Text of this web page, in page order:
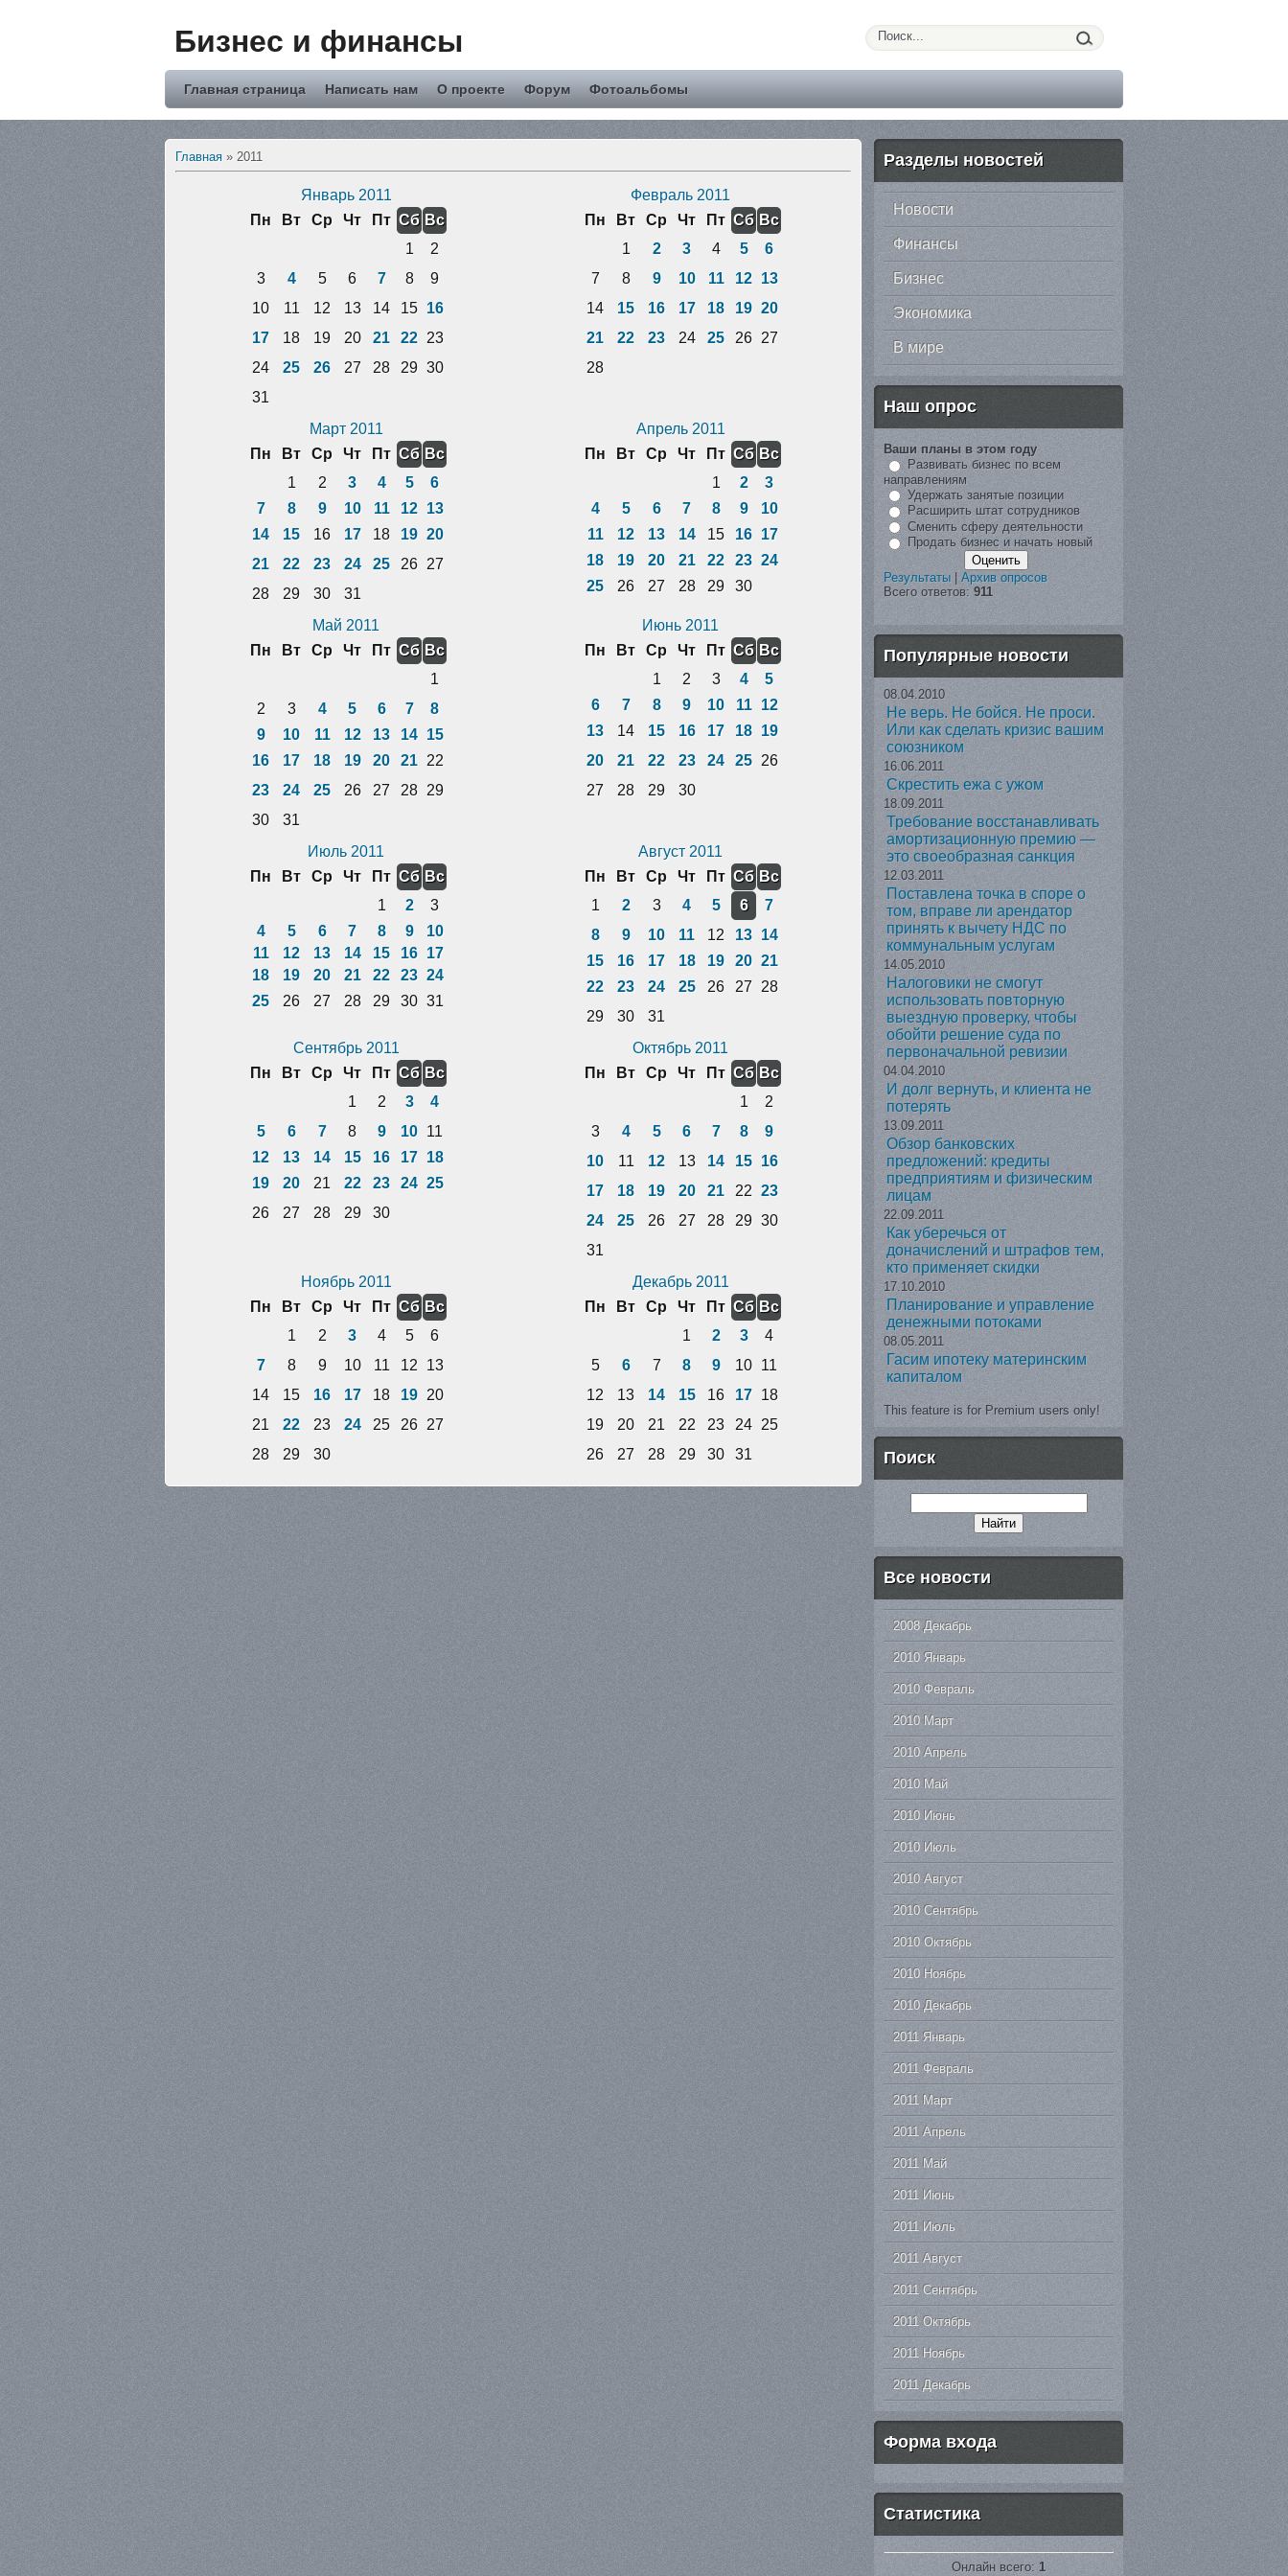
Бизнес и финансы
Главная страница Написать нам О проекте Форум Фотоальбомы
Главная » 2011
Январь 2011
Пн
Вт Ср Чт Пт Сб Вс
1
2
3
4 5 6 7 8
9
10
11 12 13 14 15 16
17
18 19 20 21 22 23
24
25 26 27 28 29 30
31
Февраль 2011
Пн
Вт Ср Чт Пт Сб Вс
1
2 3 4 5
6
7
8 9 10 11 12 13
14
15 16 17 18 19 20
21
22 23 24 25 26 27
28
Март 2011
Пн
Вт Ср Чт Пт Сб Вс
1
2 3 4 5
6
7
8 9 10 11 12 13
14
15 16 17 18 19 20
21
22 23 24 25 26 27
28
29 30 31
Апрель 2011
Пн
Вт Ср Чт Пт Сб Вс
1
2
3
4
5 6 7 8 9
10
11
12 13 14 15 16 17
18
19 20 21 22 23 24
25
26 27 28 29 30
Май 2011
Пн
Вт Ср Чт Пт Сб Вс
1
2
3 4 5 6 7
8
9
10 11 12 13 14 15
16
17 18 19 20 21 22
23
24 25 26 27 28 29
30
31
Июнь 2011
Пн
Вт Ср Чт Пт Сб Вс
1
2 3 4
5
6
7 8 9 10 11
12
13
14 15 16 17 18 19
20
21 22 23 24 25 26
27
28 29 30
Июль 2011
Пн
Вт Ср Чт Пт Сб Вс
1
2
3
4
5 6 7 8 9
10
11
12 13 14 15 16 17
18
19 20 21 22 23 24
25
26 27 28 29 30 31
Август 2011
Пн
Вт Ср Чт Пт Сб Вс
1
2 3 4 5 6
7
8
9 10 11 12 13 14
15
16 17 18 19 20 21
22
23 24 25 26 27 28
29
30
31
Сентябрь 2011
Пн
Вт Ср Чт Пт Сб Вс
1
2 3
4
5
6 7 8 9 10 11
12
13 14 15 16 17 18
19
20 21 22 23 24 25
26
27 28 29 30
Октябрь 2011
Пн
Вт Ср Чт Пт Сб Вс
1
2
3
4 5 6 7 8
9
10
11 12 13 14 15 16
17
18 19 20 21 22 23
24
25 26 27 28 29 30
31
Ноябрь 2011
Пн
Вт Ср Чт Пт Сб Вс
1
2 3 4 5
6
7
8 9 10 11 12
13
14
15 16 17 18 19 20
21
22 23 24 25 26 27
28
29 30
Декабрь 2011
Пн
Вт Ср Чт Пт Сб Вс
1
2 3
4
5
6 7 8 9 10 11
12
13 14 15 16 17 18
19
20 21 22 23 24 25
26
27 28 29 30 31
Разделы новостей
Новости
Финансы
Бизнес
Экономика
В мире
Наш опрос
Ваши планы в этом году
Развивать бизнес по всем
направлениям
Удержать занятые позиции
Расширить штат сотрудников
Сменить сферу деятельности
Продать бизнес и начать новый
Результаты
Архив опросов
Всего ответов: 911
Популярные новости
08.04.2010
Не верь. Не бойся. Не проси.
Или как сделать кризис вашим
союзником
16.06.2011
Скрестить ежа с ужом
18.09.2011
Требование восстанавливать
амортизационную премию —
это своеобразная санкция
12.03.2011
Поставлена точка в споре о
том, вправе ли арендатор
принять к вычету НДС по
коммунальным услугам
14.05.2010
Налоговики не смогут
использовать повторную
выездную проверку, чтобы
обойти решение суда по
первоначальной ревизии
04.04.2010
И долг вернуть, и клиента не
потерять
13.09.2011
Обзор банковских
предложений: кредиты
предприятиям и физическим
лицам
22.09.2011
Как уберечься от
доначислений и штрафов тем,
кто применяет скидки
17.10.2010
Планирование и управление
денежными потоками
08.05.2011
Гасим ипотеку материнским
капиталом
This feature is for Premium users only!
Поиск
Все новости
2008 Декабрь
2010 Январь
2010 Февраль
2010 Март
2010 Апрель
2010 Май
2010 Июнь
2010 Июль
2010 Август
2010 Сентябрь
2010 Октябрь
2010 Ноябрь
2010 Декабрь
2011 Январь
2011 Февраль
2011 Март
2011 Апрель
2011 Май
2011 Июнь
2011 Июль
2011 Август
2011 Сентябрь
2011 Октябрь
2011 Ноябрь
2011 Декабрь
Форма входа
Статистика
Онлайн всего: 1